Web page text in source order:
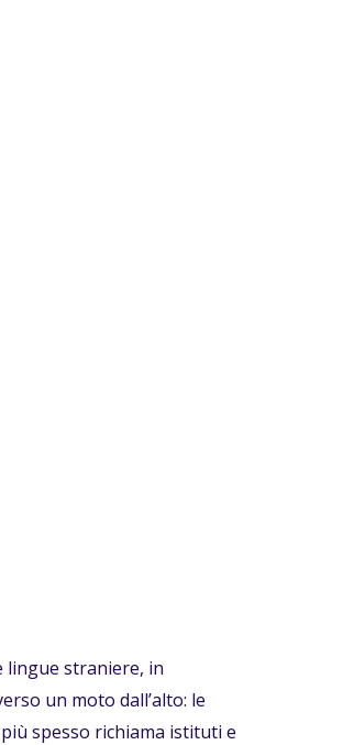
lingue straniere, in
un moto dall’alto: le
spesso richiama istituti e